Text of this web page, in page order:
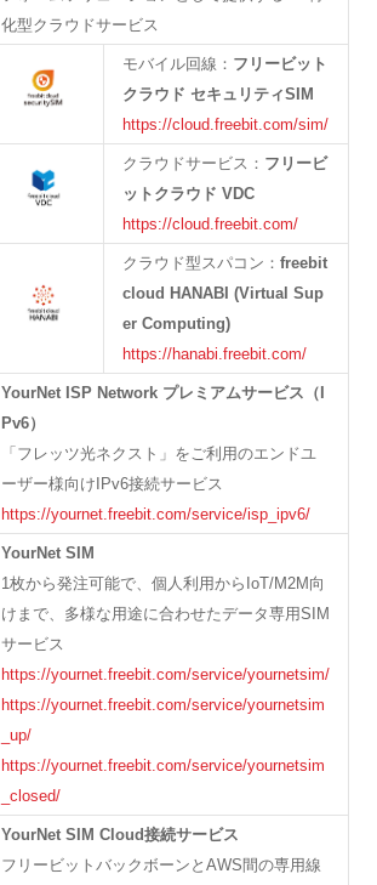
化型クラウドサービス
モバイル回線： フリービット
クラウド セキュリティSIM
https://cloud.freebit.com/sim/
クラウドサービス： フリービ
ットクラウド VDC
https://cloud.freebit.com/
クラウド型スパコン：freebit
cloud HANABI (Virtual Sup
er Computing)
https://hanabi.freebit.com/
YourNet ISP Network プレミアムサービス（I
Pv6）
「フレッツ光ネクスト」をご利用のエンドユ
ーザー様向けIPv6接続サービス
https://yournet.freebit.com/service/isp_ipv6/
YourNet SIM
1枚から発注可能で、個人利用からIoT/M2M向
けまで、多様な用途に合わせたデータ専用SIM
サービス
https://yournet.freebit.com/service/yournetsim/
https://yournet.freebit.com/service/yournetsim
_up/
https://yournet.freebit.com/service/yournetsim
_closed/
YourNet SIM Cloud接続サービス
フリービットバックボーンとAWS間の専用線